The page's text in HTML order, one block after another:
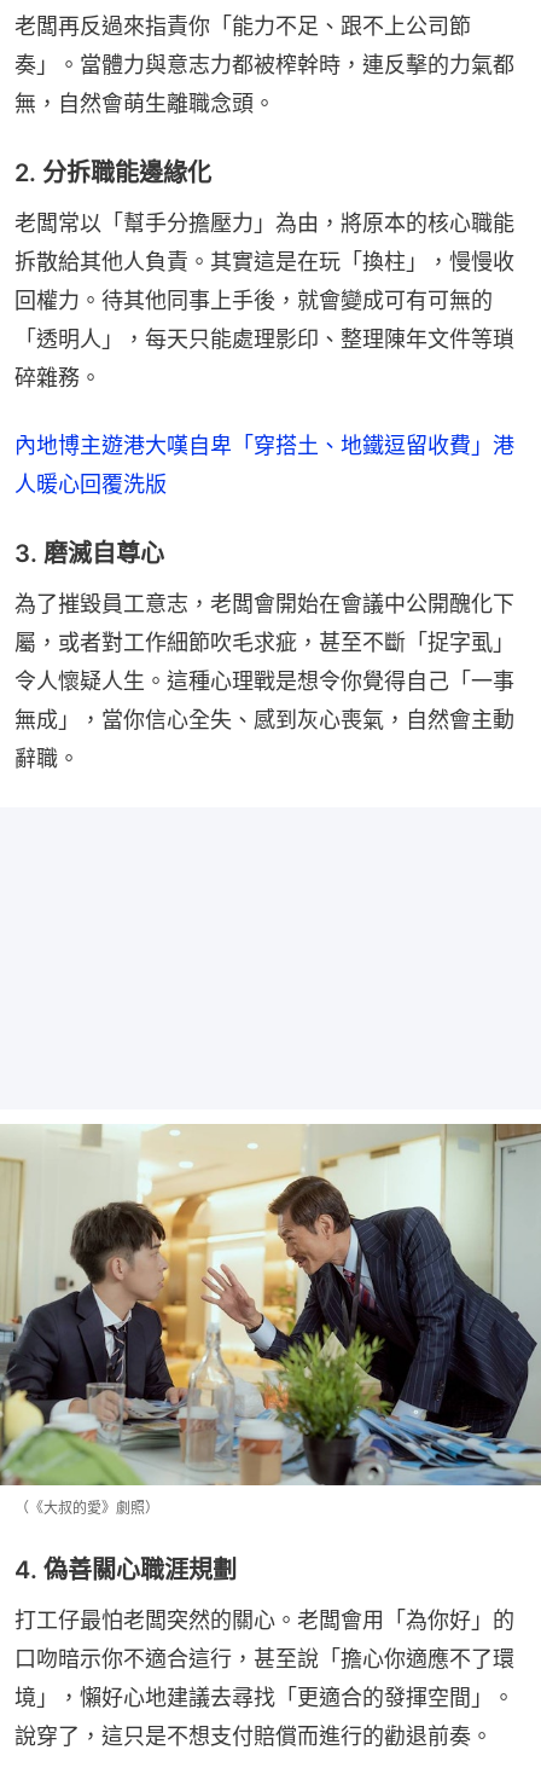
老闆再反過來指責你「能力不足、跟不上公司節
奏」。當體力與意志力都被榨幹時，連反擊的力氣都
無，自然會萌生離職念頭。
2. 分拆職能邊緣化
老闆常以「幫手分擔壓力」為由，將原本的核心職能
拆散給其他人負責。其實這是在玩「換柱」，慢慢收
回權力。待其他同事上手後，就會變成可有可無的
「透明人」，每天只能處理影印、整理陳年文件等瑣
碎雜務。
內地博主遊港大嘆自卑「穿搭土、地鐵逗留收費」港
人暖心回覆洗版
3. 磨滅自尊心
為了摧毀員工意志，老闆會開始在會議中公開醜化下
屬，或者對工作細節吹毛求疵，甚至不斷「捉字虱」
令人懷疑人生。這種心理戰是想令你覺得自己「一事
無成」，當你信心全失、感到灰心喪氣，自然會主動
辭職。
（《大叔的愛》劇照）
4. 偽善關心職涯規劃
打工仔最怕老闆突然的關心。老闆會用「為你好」的
口吻暗示你不適合這行，甚至說「擔心你適應不了環
境」，懶好心地建議去尋找「更適合的發揮空間」。
說穿了，這只是不想支付賠償而進行的勸退前奏。